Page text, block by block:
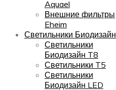
Aquael
Внешние фильтры
Eheim
Светильники Биодизайн
Светильники
Биодизайн T8
Светильники T5
Светильники
Биодизайн LED